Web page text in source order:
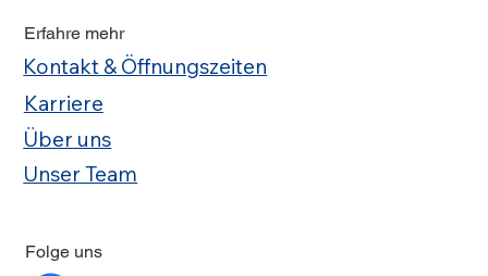
Erfahre mehr
Kontakt & Öffnungszeiten
Karriere
Über uns
Unser Team
Folge uns